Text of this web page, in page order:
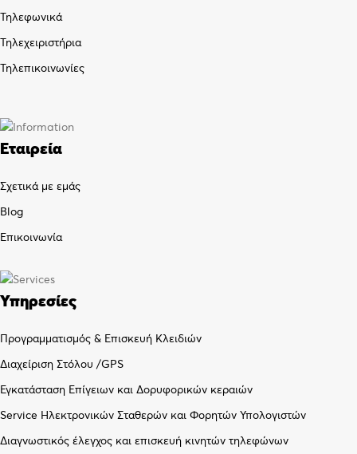
Τηλεφωνικά
Τηλεχειριστήρια
Τηλεπικοινωνίες
Εταιρεία
Σχετικά με εμάς
Blog
Επικοινωνία
Υπηρεσίες
Προγραμματισμός & Επισκευή Κλειδιών
Διαχείριση Στόλου /GPS
Εγκατάσταση Επίγειων και Δορυφορικών κεραιών
Service Ηλεκτρονικών Σταθερών και Φορητών Υπολογιστών
Διαγνωστικός έλεγχος και επισκευή κινητών τηλεφώνων